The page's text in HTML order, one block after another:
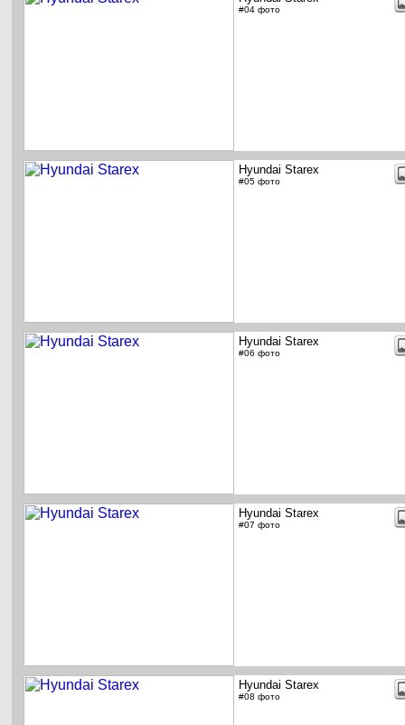
#04 фото
Hyundai Starex
#05 фото
Hyundai Starex
#06 фото
Hyundai Starex
#07 фото
Hyundai Starex
#08 фото